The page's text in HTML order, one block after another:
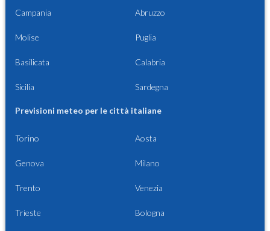
Campania Abruzzo
Molise Puglia
Basilicata Calabria
Sicilia Sardegna
Previsioni meteo per le città italiane
Torino Aosta
Genova Milano
Trento Venezia
Trieste Bologna